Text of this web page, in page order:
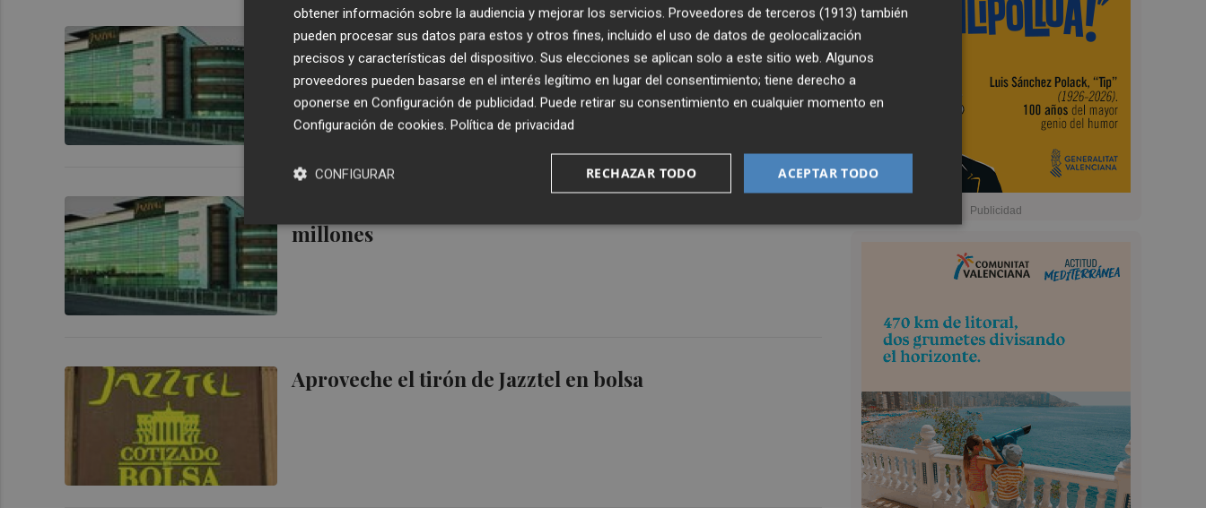
Jazztel gana 45.965 nuevos clientes de ADSL y 106.895
usuarios de móvil
millones
Aproveche el tirón de Jazztel en bolsa
obtener información sobre la audiencia y mejorar los servicios. Proveedores de terceros (1913) también
pueden procesar sus datos para estos y otros fines, incluido el uso de datos de geolocalización
precisos y características del dispositivo. Sus elecciones se aplican solo a este sitio web. Algunos
proveedores pueden basarse en el interés legítimo en lugar del consentimiento; tiene derecho a
oponerse en Configuración de publicidad. Puede retirar su consentimiento en cualquier momento en
Configuración de cookies. Política de privacidad
ACEPTAR TODO
RECHAZAR TODO
CONFIGURAR